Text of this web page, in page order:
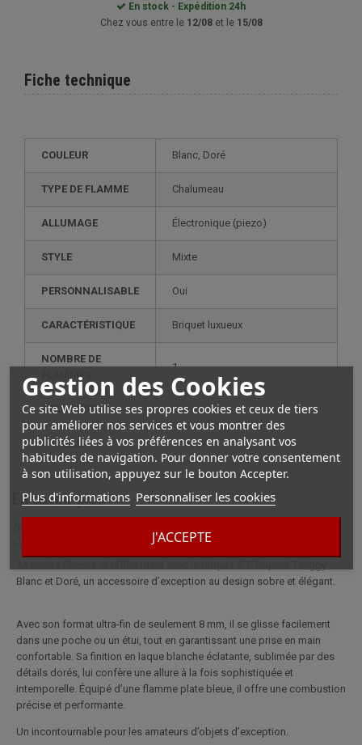
Gestion des Cookies
Ce site Web utilise ses propres cookies et ceux de tiers
pour améliorer nos services et vous montrer des
publicités liées à vos préférences en analysant vos
habitudes de navigation. Pour donner votre consentement
à son utilisation, appuyez sur le bouton Accepter.
Plus d'informations Personnaliser les cookies
J'ACCEPTE
En stock - Expédition 24h
Chez vous entre le 12/08et le 15/08
Fiche technique
COULEUR Blanc, Doré
TYPE DE FLAMME Chalumeau
ALLUMAGE électronique (piezo)
STYLE mixte
PERSONNALISABLE oui
CARACTÉRISTIQUE briquet luxueux
NOMBRE DE
FLAMMES
1
RECHARGE gaz
MODÈLE twiggy
En savoir plus
Blanc et Doré, un accessoire d’exception au design sobre et élégant.
Avec son format ultra-fin de seulement 8 mm, il se glisse facilement
dans une poche ou un étui, tout en garantissant une prise en main
confortable. Sa finition en laque blanche éclatante, sublimée par des
détails dorés, lui confère une allure à la fois sophistiquée et
intemporelle. Équipé d’une flamme plate bleue, il offre une combustion
précise et performante.
Un incontournable pour les amateurs d’objets d’exception.